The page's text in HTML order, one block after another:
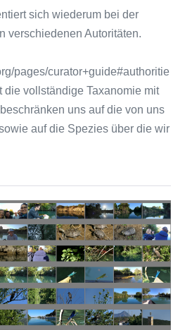
sich wiederum bei der
verschiedenen Autoritäten.
pages/curator+guide#authoritie
die vollständige Taxanomie mit
uns auf die von uns
auf die Spezies über die wir